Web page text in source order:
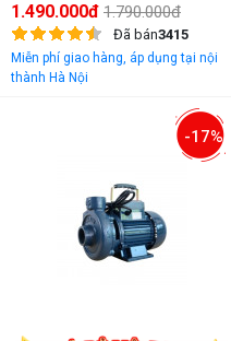
1.490.000đ 1.790.000đ
Đã bán3415
Miễn phí giao hàng, áp dụng tại nội
thành Hà Nội
-17%